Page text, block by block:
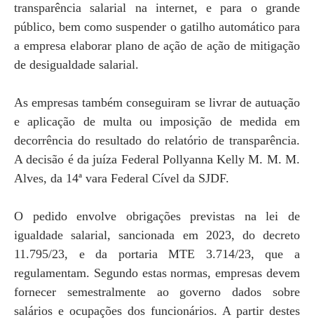
transparência salarial na internet, e para o grande
público, bem como suspender o gatilho automático para
a empresa elaborar plano de ação de ação de mitigação
de desigualdade salarial.
As empresas também conseguiram se livrar de autuação
e aplicação de multa ou imposição de medida em
decorrência do resultado do relatório de transparência.
A decisão é da juíza Federal Pollyanna Kelly M. M. M.
Alves, da 14ª vara Federal Cível da SJDF.
O pedido envolve obrigações previstas na lei de
igualdade salarial, sancionada em 2023, do decreto
11.795/23, e da portaria MTE 3.714/23, que a
regulamentam. Segundo estas normas, empresas devem
fornecer semestralmente ao governo dados sobre
salários e ocupações dos funcionários. A partir destes